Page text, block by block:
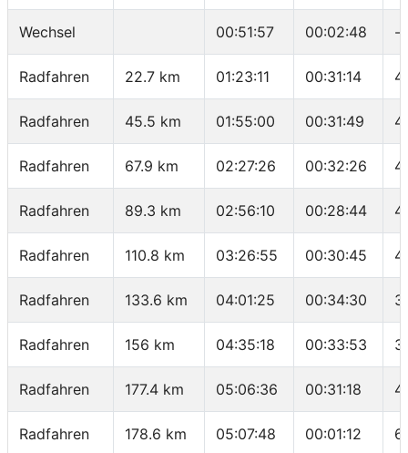
Wechsel 00:51:57 00:02:48 -
Radfahren 22.7 km 01:23:11 00:31:14
Radfahren 45.5 km 01:55:00 00:31:49
Radfahren 67.9 km 02:27:26 00:32:26
Radfahren 89.3 km 02:56:10 00:28:44
Radfahren 110.8 km 03:26:55 00:30:45
Radfahren 133.6 km 04:01:25 00:34:30
Radfahren 156 km 04:35:18 00:33:53
Radfahren 177.4 km 05:06:36 00:31:18
Radfahren 178.6 km 05:07:48 00:01:12